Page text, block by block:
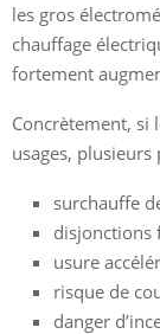
les gros
chauffage
fortement
Concrètement, si
usages,
surchauffe
disjonctions
usure
risque de
danger